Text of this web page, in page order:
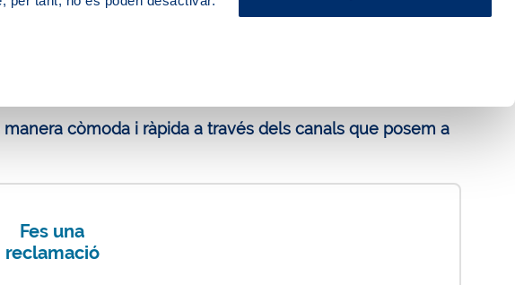
còmoda i ràpida a través dels canals que posem a
Fes una
reclamació